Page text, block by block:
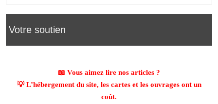
Votre soutien
📖 Vous aimez lire nos articles ?
💡 L’hébergement du site, les cartes et les ouvrages ont un
coût.